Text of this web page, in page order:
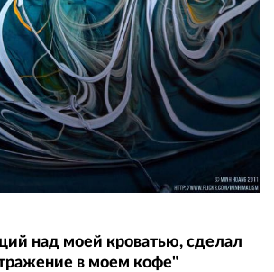
над моей кроватью, сделал
в моем кофе"